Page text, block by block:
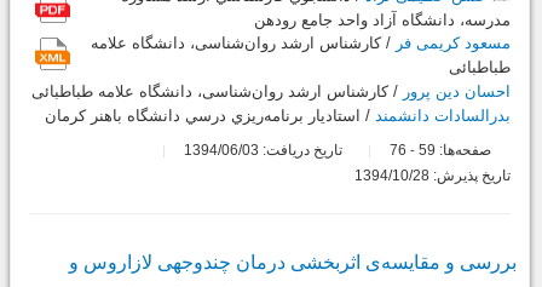
مدرسه، دانشگاه آزاد واحد جامع رودهن
مسعود کریمی فر / کارشناس ارشد روان‌شناسی، دانشگاه علامه
طباطبائی
احسان دین پرور / کارشناس ارشد روان‌شناسی، دانشگاه علامه طباطبائی
بدرالسادات دانشمند / استاديار برنامه‌ريزي درسي دانشگاه باهنر كرمان
صفحه‌ها: 59
-
تاریخ دریافت: 1394/06/03
تاریخ پذیرش: 1394/10/28
بررسی و مقایسه‌ی اثربخشی درمان چندوجهی لازاروس و